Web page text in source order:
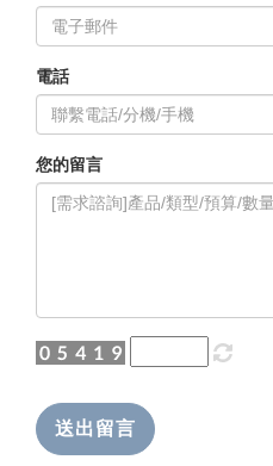
電話
您的留言
送出留言